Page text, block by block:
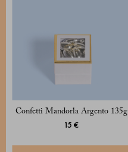
Confetti Mandorla Argento 135g
15 €